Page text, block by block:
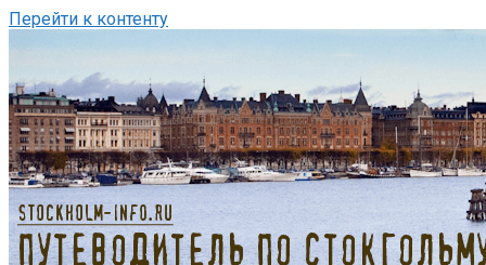
Перейти к контенту